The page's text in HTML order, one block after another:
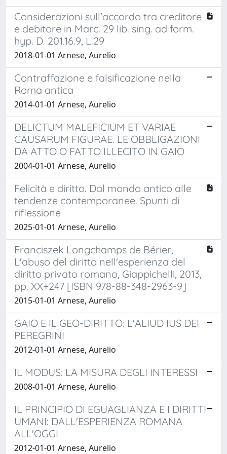
Considerazioni sull'accordo tra creditore
e debitore in Marc. 29 lib. sing. ad form.
hyp. D. 201.16.9, L.29
2018-01-01 Arnese, Aurelio
Contraffazione e falsificazione nella
Roma antica
2014-01-01 Arnese, Aurelio
DELICTUM MALEFICIUM ET VARIAE
CAUSARUM FIGURAE. LE OBBLIGAZIONI
DA ATTO O FATTO ILLECITO IN GAIO
2004-01-01 Arnese, Aurelio
Felicità e diritto. Dal mondo antico alle
tendenze contemporanee. Spunti di
riflessione
2025-01-01 Arnese, Aurelio
Franciszek Longchamps de Bérier,
L'abuso del diritto nell'esperienza del
diritto privato romano, Giappichelli, 2013,
pp. XX+247 [ISBN 978-88-348-2963-9]
2015-01-01 Arnese, Aurelio
GAIO E IL GEO-DIRITTO: L'ALIUD IUS DEI
PEREGRINI
2012-01-01 Arnese, Aurelio
IL MODUS: LA MISURA DEGLI INTERESSI
2008-01-01 Arnese, Aurelio
IL PRINCIPIO DI EGUAGLIANZA E I DIRITTI
UMANI: DALL'ESPERIENZA ROMANA
ALL'OGGI
2012-01-01 Arnese, Aurelio